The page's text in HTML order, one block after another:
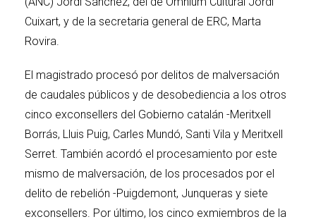
Cuixart, y de la secretaria general de ERC, Marta
Rovira.
El magistrado procesó por delitos de malversación
de caudales públicos y de desobediencia a los otros
cinco exconsellers del Gobierno catalán -Meritxell
Borrás, Lluis Puig, Carles Mundó, Santi Vila y Meritxell
Serret. También acordó el procesamiento por este
mismo de malversación, de los procesados por el
delito de rebelión -Puigdemont, Junqueras y siete
exconsellers. Por último, los cinco exmiembros de la